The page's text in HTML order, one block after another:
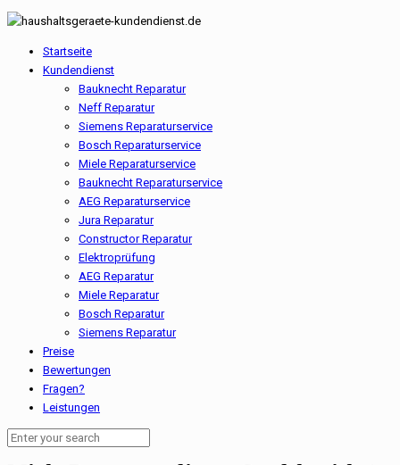
Startseite
Kundendienst
Bauknecht Reparatur
Neff Reparatur
Siemens Reparaturservice
Bosch Reparaturservice
Miele Reparaturservice
Bauknecht Reparaturservice
AEG Reparaturservice
Jura Reparatur
Constructor Reparatur
Elektroprüfung
AEG Reparatur
Miele Reparatur
Bosch Reparatur
Siemens Reparatur
Preise
Bewertungen
Fragen?
Leistungen